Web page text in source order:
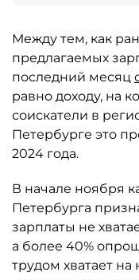
Между тем, как
предлагаемых
последний месяц
равно доходу, на
соискатели в
Петербурге это
2024 года.
В начале ноября
Петербурга
зарплаты не
а более 40%
трудом хватает